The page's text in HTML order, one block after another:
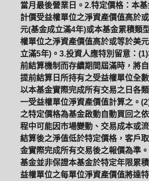
當月最後營業日。2.特定價格：本
計價受益權單位之淨資產價值高於
元(基金成立滿4年)或本基金累積類
權單位之淨資產價值高於或等於美
立滿5年)。3.投資人應特別留意：
前結算機制而存續期間屆滿時，將
提前結算日所持有之受益權單位全
以本基金實際完成所有交易之日各
一受益權單位淨資產價值計算之。
之特定價格為基金啟動自動買回之
程中可能因市場變動、交易成本或
結算後之淨值低於特定價格，客戶
金實際完成所有交易後之報價為準
基金並非保證本基金於特定年限累
益權單位之每單位淨資產價值將達